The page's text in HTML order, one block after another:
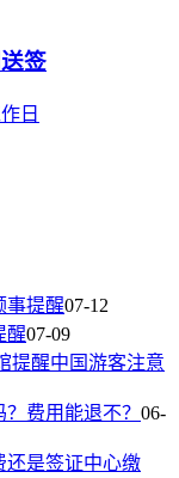
签
日
事提醒07-12
醒07-09
提醒中国游客注意
费用能退不？ 06-
还是签证中心缴